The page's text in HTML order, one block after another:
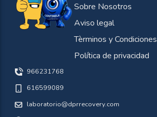
Sobre Nosotros
Aviso legal
Tèrminos y Condiciones
Política de privacidad
966231768
616599089
laboratorio@dprrecovery.com